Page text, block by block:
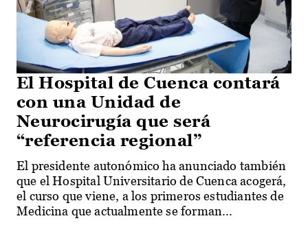
El Hospital de Cuenca contará
con una Unidad de
Neurocirugía que será
“referencia regional”
El presidente autonómico ha anunciado también
que el Hospital Universitario de Cuenca acogerá,
el curso que viene, a los primeros estudiantes de
Medicina que actualmente se forman...